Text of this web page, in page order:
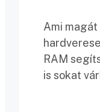
Ami
RAM
is sokat